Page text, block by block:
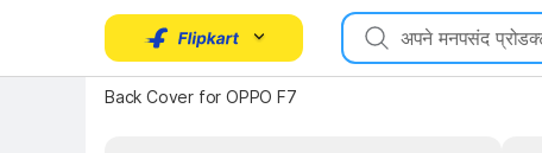
Back Cover for OPPO F7